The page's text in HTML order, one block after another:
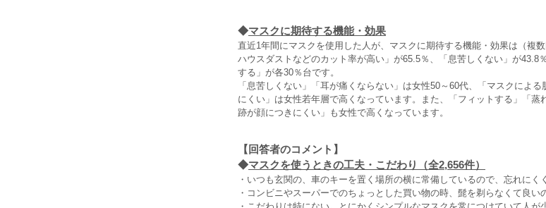
◆マスクに期待する機能・効果
直近1年間にマスクを使用した人が、マスクに期待する機能・効果は（複
ハウスダストなどのカット率が高い」が65.5％、「息苦しくない」が43.8
する」が各30％台です。
「息苦しくない」「耳が痛くならない」は女性50～60代、「マスクによ
にくい」は女性若年層で高くなっています。また、「フィットする」「蒸
跡が顔につきにくい」も女性で高くなっています。
【回答者のコメント】
◆マスクを使うときの工夫・こだわり（全2,656件）
・いつも玄関の、車のキーを置く場所の横に常備しているので、忘れにく
・コンビニやスーパーでのちょっとした買い物の時、髭を剃らなくて良い